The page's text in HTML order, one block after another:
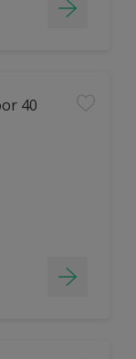
40